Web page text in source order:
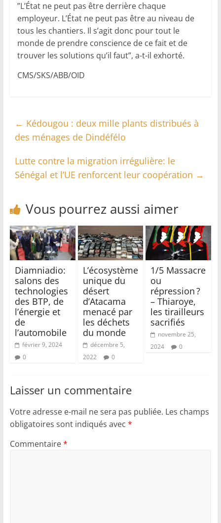
”L’État ne peut pas être derrière chaque
employeur. L’État ne peut pas être au niveau de
tous les chantiers. Il s’agit donc pour tout le
monde de prendre conscience de ce fait et de
trouver les solutions qu’il faut”, a-t-il exhorté.
CMS/SKS/ABB/OID
← Kédougou : deux mille plants distribués à
des ménages de Dindéfélo
Lutte contre la migration irrégulière: le
Sénégal et l’UE renforcent leur coopération →
Vous pourrez aussi aimer
Diamniadio:
salons des
technologies
des BTP, de
l’énergie et
de
l’automobile
février 9, 2024
0
L’écosystème
unique du
désert
d’Atacama
menacé par
les déchets
du monde
décembre 5,
2022
0
1/5 Massacre
ou
répression ?
– Thiaroye,
les tirailleurs
sacrifiés
novembre 25,
2024
0
Laisser un commentaire
Votre adresse e-mail ne sera pas publiée. Les champs
obligatoires sont indiqués avec *
Commentaire*